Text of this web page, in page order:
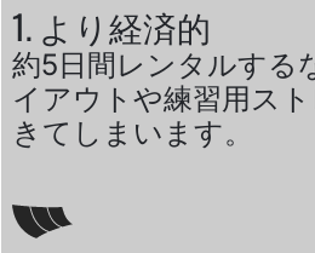
1. より経済的
約5日間レンタルする
イアウトや練習用ス
きてしまいます。